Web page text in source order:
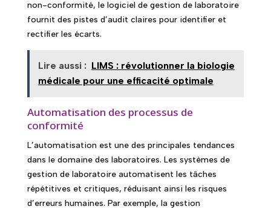
non-conformité, le logiciel de gestion de laboratoire
fournit des pistes d’audit claires pour identifier et
rectifier les écarts.
Lire aussi : LIMS : révolutionner la biologie
médicale pour une efficacité optimale
Automatisation des processus de
conformité
L’automatisation est une des principales tendances
dans le domaine des laboratoires. Les systèmes de
gestion de laboratoire automatisent les tâches
répétitives et critiques, réduisant ainsi les risques
d’erreurs humaines. Par exemple, la gestion